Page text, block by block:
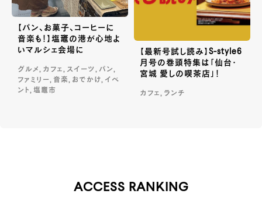
【パン、お菓子、コーヒーに
音楽も！】塩竈の港が心地よ
いマルシェ会場に
グルメ, カフェ, スイーツ, パン,
ファミリー, 音楽, おでかけ, イベ
ント, 塩竈市
【最新号試し読み】S-style6
月号の巻頭特集は「仙台・
宮城 愛しの喫茶店」！
カフェ, ランチ
ACCESS RANKING